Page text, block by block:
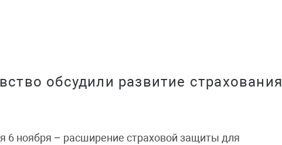
обсудили развитие страхования
6 ноября – расширение страховой защиты для